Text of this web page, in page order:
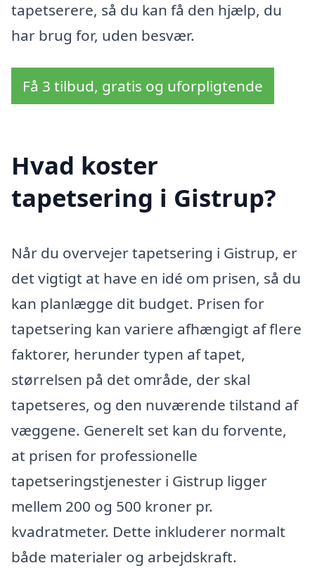
tapetserere, så du kan få den hjælp, du
har brug for, uden besvær.
Få 3 tilbud, gratis og uforpligtende
Hvad koster
tapetsering i Gistrup?
Når du overvejer tapetsering i Gistrup, er
det vigtigt at have en idé om prisen, så du
kan planlægge dit budget. Prisen for
tapetsering kan variere afhængigt af flere
faktorer, herunder typen af tapet,
størrelsen på det område, der skal
tapetseres, og den nuværende tilstand af
væggene. Generelt set kan du forvente,
at prisen for professionelle
tapetseringstjenester i Gistrup ligger
mellem 200 og 500 kroner pr.
kvadratmeter. Dette inkluderer normalt
både materialer og arbejdskraft.